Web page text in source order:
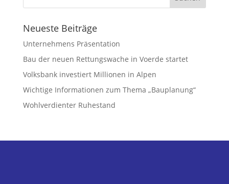
Neueste Beiträge
Unternehmens Präsentation
Bau der neuen Rettungswache in Voerde startet
Volksbank investiert Millionen in Alpen
Wichtige Informationen zum Thema „Bauplanung“
Wohlverdienter Ruhestand